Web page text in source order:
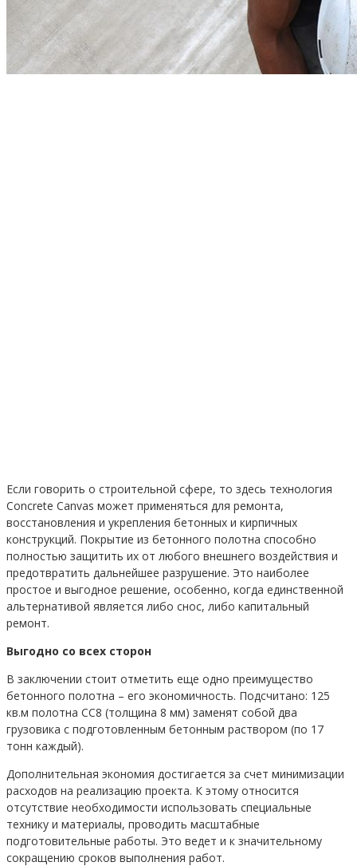
Если говорить о строительной сфере, то здесь технология
Concrete Canvas может применяться для ремонта,
восстановления и укрепления бетонных и кирпичных
конструкций. Покрытие из бетонного полотна способно
полностью защитить их от любого внешнего воздействия и
предотвратить дальнейшее разрушение. Это наиболее
простое и выгодное решение, особенно, когда единственной
альтернативой является либо снос, либо капитальный
ремонт.
Выгодно со всех сторон
В заключении стоит отметить еще одно преимущество
бетонного полотна – его экономичность. Подсчитано: 125
кв.м полотна СС8 (толщина 8 мм) заменят собой два
грузовика с подготовленным бетонным раствором (по 17
тонн каждый).
Дополнительная экономия достигается за счет минимизации
расходов на реализацию проекта. К этому относится
отсутствие необходимости использовать специальные
технику и материалы, проводить масштабные
подготовительные работы. Это ведет и к значительному
сокращению сроков выполнения работ.